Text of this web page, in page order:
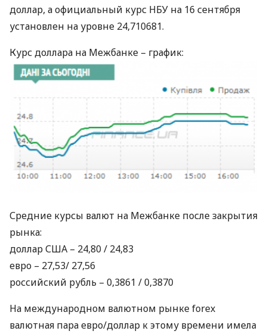
доллар, а официальный курс НБУ на 16 сентября
установлен на уровне 24,710681.
Курс доллара на Межбанке – график:
Средние курсы валют на Межбанке после закрытия
рынка:
долларСША – 24,80 / 24,83
евро – 27,53/ 27,56
российский рубль – 0,3861 / 0,3870
На международном валютном рынке forex
валютная пара евро/доллар к этому времени имела